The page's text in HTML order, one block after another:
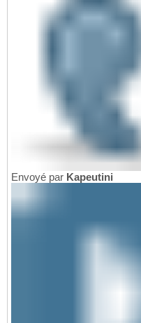
Envoyé par Kapeutini